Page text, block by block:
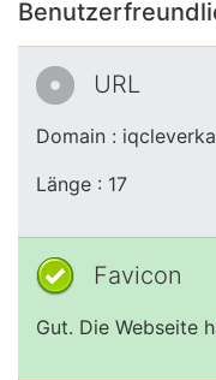
URL
Domain :
Länge : 17
Favicon
Gut. Die Webseite